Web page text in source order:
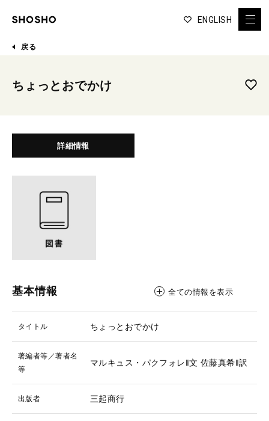
ENGLISH
戻る
ちょっとおでかけ
詳細情報
基本情報 全ての情報を表示
タイトル ちょっとおでかけ
著編者等／著者名
等
マルキュス・パクフォレ‖文 佐藤真希‖訳
出版者 三起商行